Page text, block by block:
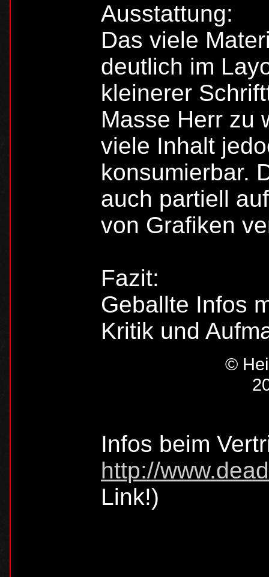
Ausstattung:
Das viele
deutlich im
kleinerer
Masse Herr zu
viele Inhalt
konsumierbar.
auch partiell
von Grafiken
Fazit:
Geballte Infos
Kritik und
©
Infos beim
http://
Link!)